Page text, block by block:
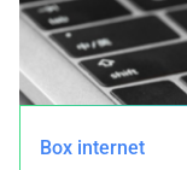
Box internet